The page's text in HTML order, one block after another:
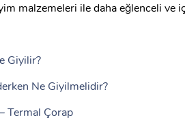
malzemeleri ile daha eğlenceli
Giyilir?
Ne Giyilmelidir?
Termal Çorap